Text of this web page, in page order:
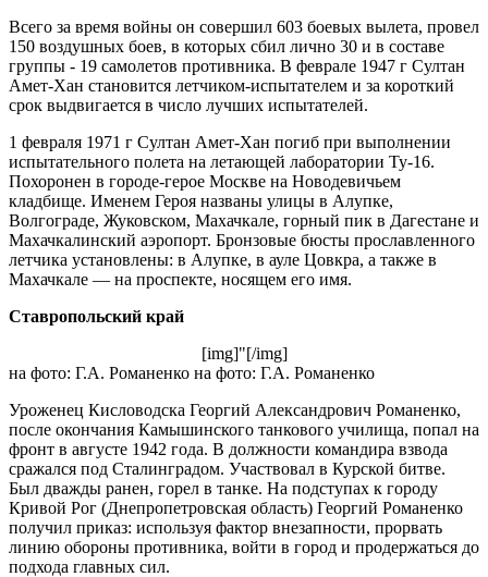
Всего за время войны он совершил 603 боевых вылета, провел
150 воздушных боев, в которых сбил лично 30 и в составе
группы - 19 самолетов противника. В феврале 1947 г Султан
Амет-Хан становится летчиком-испытателем и за короткий
срок выдвигается в число лучших испытателей.
1 февраля 1971 г Султан Амет-Хан погиб при выполнении
испытательного полета на летающей лаборатории Ту-16.
Похоронен в городе-герое Москве на Новодевичьем
кладбище. Именем Героя названы улицы в Алупке,
Волгограде, Жуковском, Махачкале, горный пик в Дагестане и
Махачкалинский аэропорт. Бронзовые бюсты прославленного
летчика установлены: в Алупке, в ауле Цовкра, а также в
Махачкале — на проспекте, носящем его имя.
Ставропольский край
[img]"[/img]
на фото: Г.А. Романенко на фото: Г.А. Романенко
Уроженец Кисловодска Георгий Александрович Романенко,
после окончания Камышинского танкового училища, попал на
фронт в августе 1942 года. В должности командира взвода
сражался под Сталинградом. Участвовал в Курской битве.
Был дважды ранен, горел в танке. На подступах к городу
Кривой Рог (Днепропетровская область) Георгий Романенко
получил приказ: используя фактор внезапности, прорвать
линию обороны противника, войти в город и продержаться до
подхода главных сил.